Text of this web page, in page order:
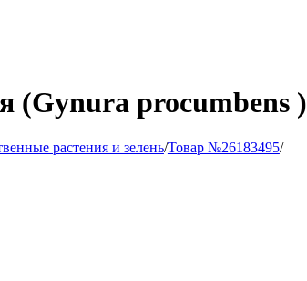
(Gynura procumbens )
растения и зелень/Товар №26183495/